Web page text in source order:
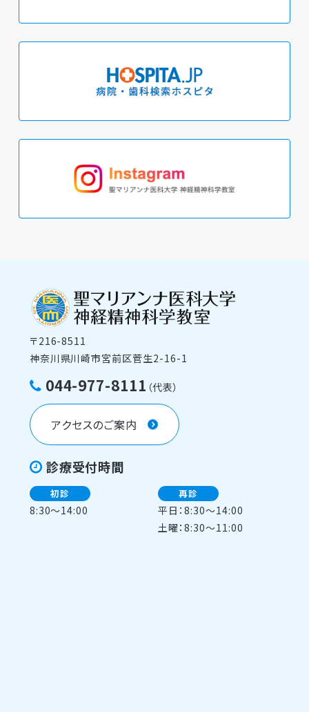
〒216-8511
神奈川県川崎市宮前区菅生2-16-1
044-977-8111 （代表）
アクセスのご案内
診療受付時間
初診
8:30～14:00
再診
平日：8:30～14:00
土曜：8:30～11:00